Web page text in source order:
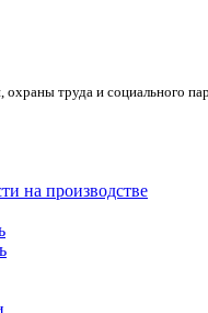
труда и социального
на производстве